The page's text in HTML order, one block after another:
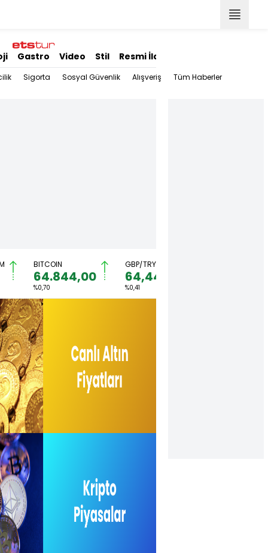
Gastro Video Stil Resmi İlanlar
Sigorta Sosyal Güvenlik Alışveriş Tüm Haberler
BITCOIN
64.844,00
%0,70
GBP/TRY
64,4492
%0,41